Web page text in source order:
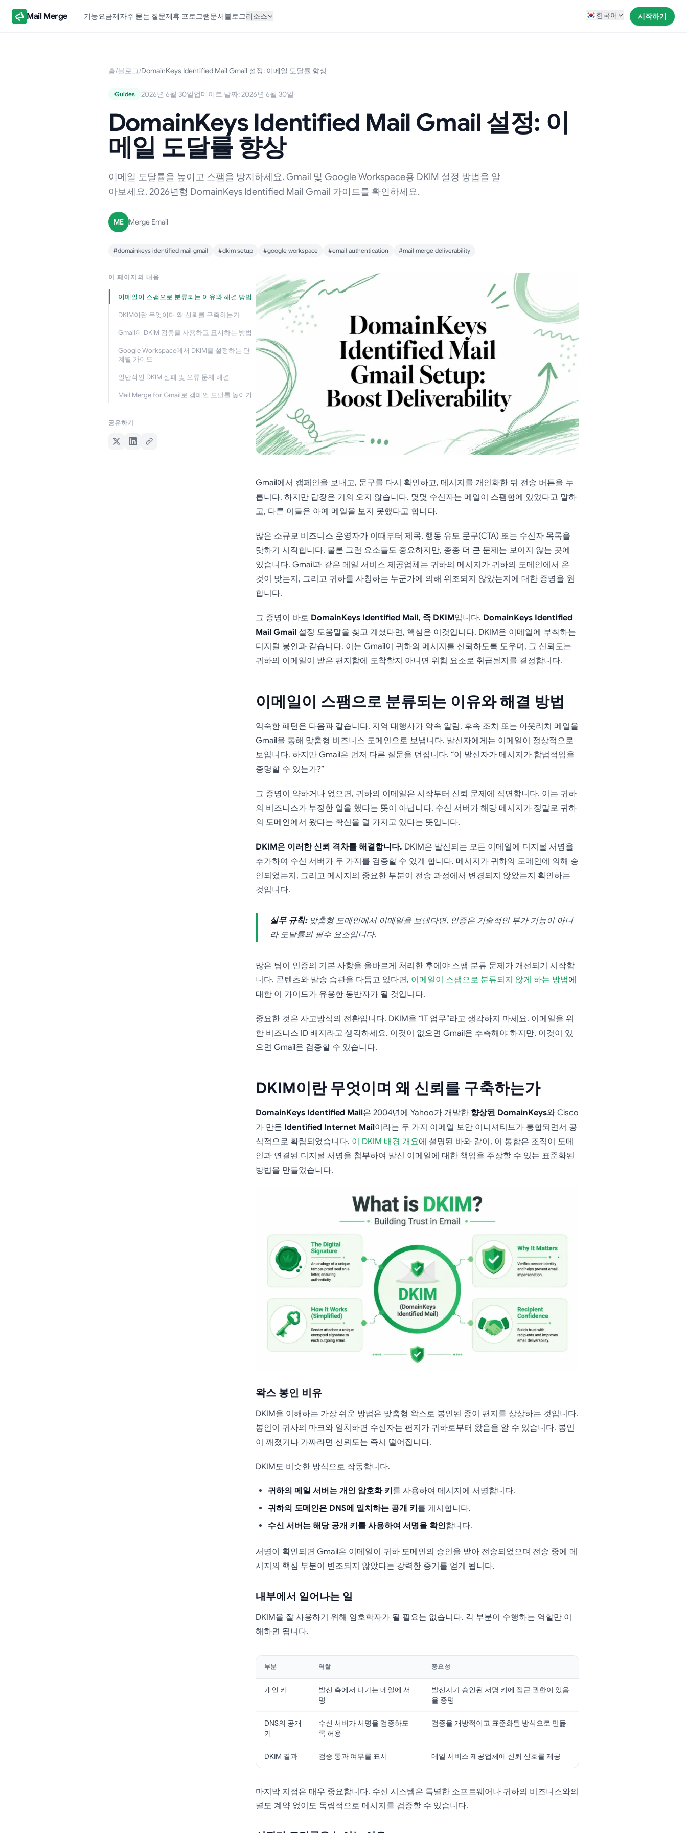
Mail Merge 기능요금제자주 묻는 질문제휴 프로그램문서블로그리소스 한국어 시작하기
홈/블로그/DomainKeys Identified Mail Gmail 설정: 이메일 도달률 향상
Guides 2026년 6월 30일업데이트 날짜: 2026년 6월 30일
DomainKeys Identified Mail Gmail 설정: 이
메일 도달률 향상
이메일 도달률을 높이고 스팸을 방지하세요. Gmail 및 Google Workspace용 DKIM 설정 방법을 알
아보세요. 2026년형 DomainKeys Identified Mail Gmail 가이드를 확인하세요.
ME Merge Email
#domainkeys identified mail gmail #dkim setup #google workspace #email authentication #mail merge deliverability
이 페이지의 내용
이메일이 스팸으로 분류되는 이유와 해결 방법
DKIM이란 무엇이며 왜 신뢰를 구축하는가
Gmail이 DKIM 검증을 사용하고 표시하는 방법
Google Workspace에서 DKIM을 설정하는 단
계별 가이드
일반적인 DKIM 실패 및 오류 문제 해결
Mail Merge for Gmail로 캠페인 도달률 높이기
공유하기
Gmail에서 캠페인을 보내고, 문구를 다시 확인하고, 메시지를 개인화한 뒤 전송 버튼을 누
릅니다. 하지만 답장은 거의 오지 않습니다. 몇몇 수신자는 메일이 스팸함에 있었다고 말하
고, 다른 이들은 아예 메일을 보지 못했다고 합니다.
많은 소규모 비즈니스 운영자가 이때부터 제목, 행동 유도 문구(CTA) 또는 수신자 목록을
탓하기 시작합니다. 물론 그런 요소들도 중요하지만, 종종 더 큰 문제는 보이지 않는 곳에
있습니다. Gmail과 같은 메일 서비스 제공업체는 귀하의 메시지가 귀하의 도메인에서 온
것이 맞는지, 그리고 귀하를 사칭하는 누군가에 의해 위조되지 않았는지에 대한 증명을 원
합니다.
그 증명이 바로 DomainKeys Identified Mail, 즉 DKIM입니다. DomainKeys Identified
Mail Gmail설정 도움말을 찾고 계셨다면, 핵심은 이것입니다. DKIM은 이메일에 부착하는
디지털 봉인과 같습니다. 이는 Gmail이 귀하의 메시지를 신뢰하도록 도우며, 그 신뢰도는
귀하의 이메일이 받은 편지함에 도착할지 아니면 위험 요소로 취급될지를 결정합니다.
이메일이 스팸으로 분류되는 이유와 해결 방법
익숙한 패턴은 다음과 같습니다. 지역 대행사가 약속 알림, 후속 조치 또는 아웃리치 메일을
Gmail을 통해 맞춤형 비즈니스 도메인으로 보냅니다. 발신자에게는 이메일이 정상적으로
보입니다. 하지만 Gmail은 먼저 다른 질문을 던집니다. “이 발신자가 메시지가 합법적임을
증명할 수 있는가?”
그 증명이 약하거나 없으면, 귀하의 이메일은 시작부터 신뢰 문제에 직면합니다. 이는 귀하
의 비즈니스가 부정한 일을 했다는 뜻이 아닙니다. 수신 서버가 해당 메시지가 정말로 귀하
의 도메인에서 왔다는 확신을 덜 가지고 있다는 뜻입니다.
DKIM은 이러한 신뢰 격차를 해결합니다. DKIM은 발신되는 모든 이메일에 디지털 서명을
추가하여 수신 서버가 두 가지를 검증할 수 있게 합니다. 메시지가 귀하의 도메인에 의해 승
인되었는지, 그리고 메시지의 중요한 부분이 전송 과정에서 변경되지 않았는지 확인하는
것입니다.
실무 규칙:맞춤형 도메인에서 이메일을 보낸다면, 인증은 기술적인 부가 기능이 아니
라 도달률의 필수 요소입니다.
많은 팀이 인증의 기본 사항을 올바르게 처리한 후에야 스팸 분류 문제가 개선되기 시작합
니다. 콘텐츠와 발송 습관을 다듬고 있다면, 이메일이 스팸으로 분류되지 않게 하는 방법에
대한 이 가이드가 유용한 동반자가 될 것입니다.
중요한 것은 사고방식의 전환입니다. DKIM을 “IT 업무”라고 생각하지 마세요. 이메일을 위
한 비즈니스 ID 배지라고 생각하세요. 이것이 없으면 Gmail은 추측해야 하지만, 이것이 있
으면 Gmail은 검증할 수 있습니다.
DKIM이란 무엇이며 왜 신뢰를 구축하는가
DomainKeys Identified Mail은 2004년에 Yahoo가 개발한 향상된 DomainKeys와 Cisco
가 만든 Identified Internet Mail이라는 두 가지 이메일 보안 이니셔티브가 통합되면서 공
식적으로 확립되었습니다. 이 DKIM 배경 개요에 설명된 바와 같이, 이 통합은 조직이 도메
인과 연결된 디지털 서명을 첨부하여 발신 이메일에 대한 책임을 주장할 수 있는 표준화된
방법을 만들었습니다.
왁스 봉인 비유
DKIM을 이해하는 가장 쉬운 방법은 맞춤형 왁스로 봉인된 종이 편지를 상상하는 것입니다.
봉인이 귀사의 마크와 일치하면 수신자는 편지가 귀하로부터 왔음을 알 수 있습니다. 봉인
이 깨졌거나 가짜라면 신뢰도는 즉시 떨어집니다.
DKIM도 비슷한 방식으로 작동합니다.
귀하의 메일 서버는 개인 암호화 키 를 사용하여 메시지에 서명합니다.
귀하의 도메인은 DNS에 일치하는 공개 키 를 게시합니다.
수신 서버는 해당 공개 키를 사용하여 서명을 확인합니다.
서명이 확인되면 Gmail은 이메일이 귀하 도메인의 승인을 받아 전송되었으며 전송 중에 메
시지의 핵심 부분이 변조되지 않았다는 강력한 증거를 얻게 됩니다.
내부에서 일어나는 일
DKIM을 잘 사용하기 위해 암호학자가 될 필요는 없습니다. 각 부분이 수행하는 역할만 이
해하면 됩니다.
부분 역할 중요성
개인 키
발신 측에서 나가는 메일에 서
명
발신자가 승인된 서명 키에 접근 권한이 있음
을 증명
DNS의 공개
키
수신 서버가 서명을 검증하도
록 허용
검증을 개방적이고 표준화된 방식으로 만듦
DKIM 결과 검증 통과 여부를 표시 메일 서비스 제공업체에 신뢰 신호를 제공
마지막 지점은 매우 중요합니다. 수신 시스템은 특별한 소프트웨어나 귀하의 비즈니스와의
별도 계약 없이도 독립적으로 메시지를 검증할 수 있습니다.